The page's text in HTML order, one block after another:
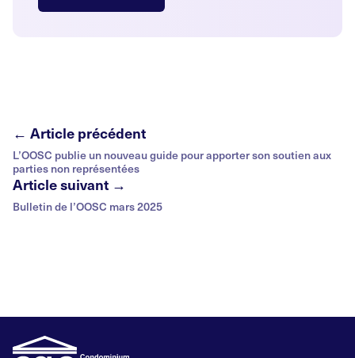
← Article précédent
L’OOSC publie un nouveau guide pour apporter son soutien aux
parties non représentées
Article suivant →
Bulletin de l’OOSC mars 2025